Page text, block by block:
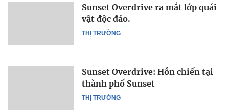
THỊ TRƯỜNG
Sunset Overdrive ra mắt lớp quái
vật độc đáo.
THỊ TRƯỜNG
Sunset Overdrive: Hỗn chiến tại
thành phố Sunset